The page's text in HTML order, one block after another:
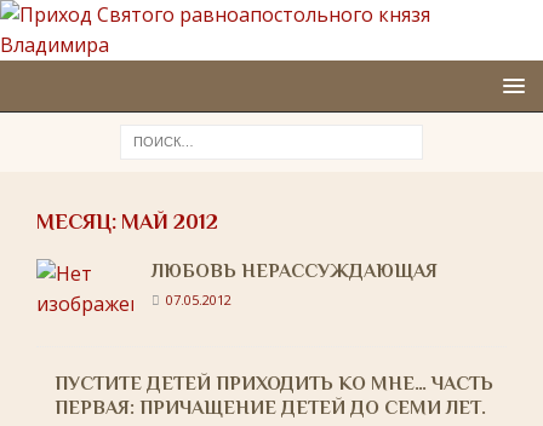
МЕСЯЦ: МАЙ 2012
ЛЮБОВЬ НЕРАССУЖДАЮЩАЯ
07.05.2012
ПУСТИТЕ ДЕТЕЙ ПРИХОДИТЬ КО МНЕ… ЧАСТЬ
ПЕРВАЯ: ПРИЧАЩЕНИЕ ДЕТЕЙ ДО СЕМИ ЛЕТ.